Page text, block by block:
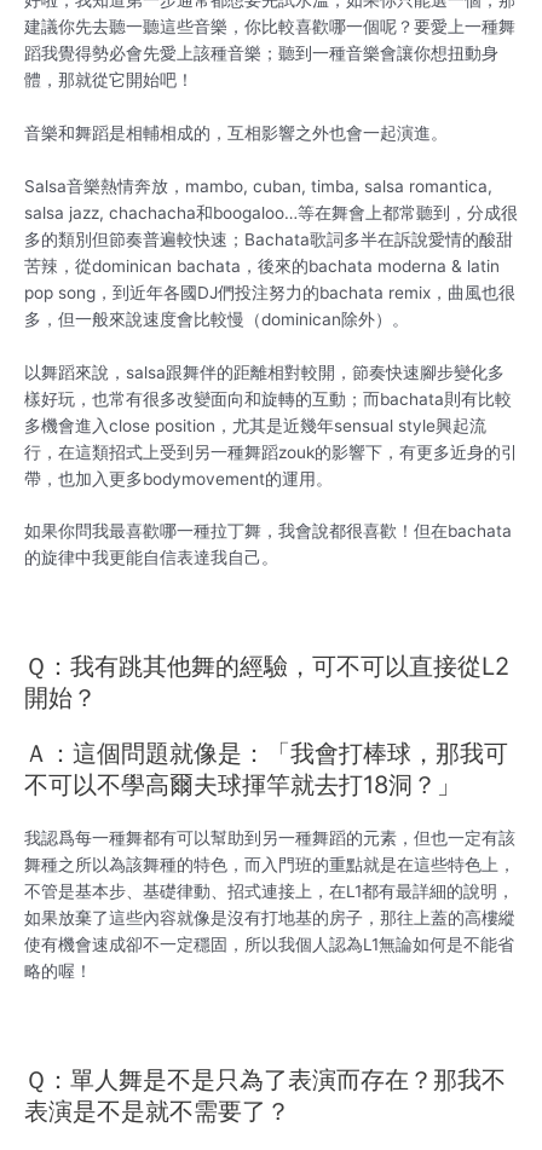
建議你先去聽一聽這些音樂，你比較喜歡哪一個呢？要愛上一種舞
蹈我覺得勢必會先愛上該種音樂；聽到一種音樂會讓你想扭動身
體，那就從它開始吧！
音樂和舞蹈是相輔相成的，互相影響之外也會一起演進。
Salsa音樂熱情奔放，mambo, cuban, timba, salsa romantica,
salsa jazz, chachacha和boogaloo…等在舞會上都常聽到，分成很
多的類別但節奏普遍較快速；Bachata歌詞多半在訴說愛情的酸甜
苦辣，從dominican bachata，後來的bachata moderna & latin
pop song，到近年各國DJ們投注努力的bachata remix，曲風也很
多，但一般來說速度會比較慢（dominican除外）。
以舞蹈來說，salsa跟舞伴的距離相對較開，節奏快速腳步變化多
樣好玩，也常有很多改變面向和旋轉的互動；而bachata則有比較
多機會進入close position，尤其是近幾年sensual style興起流
行，在這類招式上受到另一種舞蹈zouk的影響下，有更多近身的引
帶，也加入更多bodymovement的運用。
如果你問我最喜歡哪一種拉丁舞，我會說都很喜歡！但在bachata
的旋律中我更能自信表達我自己。
Ｑ：我有跳其他舞的經驗，可不可以直接從L2
開始？
Ａ：這個問題就像是：「我會打棒球，那我可
不可以不學高爾夫球揮竿就去打18洞？」
我認爲每一種舞都有可以幫助到另一種舞蹈的元素，但也一定有該
舞種之所以為該舞種的特色，而入門班的重點就是在這些特色上，
不管是基本步、基礎律動、招式連接上，在L1都有最詳細的說明，
如果放棄了這些內容就像是沒有打地基的房子，那往上蓋的高樓縱
使有機會速成卻不一定穩固，所以我個人認為L1無論如何是不能省
略的喔！
Ｑ：單人舞是不是只為了表演而存在？那我不
表演是不是就不需要了？